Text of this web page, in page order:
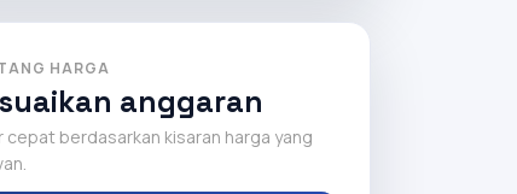
HARGA
anggaran
cepat berdasarkan kisaran harga yang